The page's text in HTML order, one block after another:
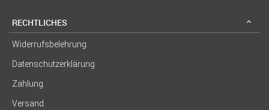
RECHTLICHES
Widerrufsbelehrung
Datenschutzerklärung
Zahlung
Versand